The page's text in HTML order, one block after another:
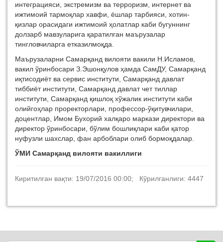
интеграцияси, экстремизм ва терроризм, интернет ва
ижтимоий тармоқлар хавфи, ёшлар тарбияси, хотин-
қизлар орасидаги ижтимоий ҳолатлар каби бугуннинг
долзарб мавзуларига қаратилган маърузалар
тингловчиларга етказилмоқда.
Маърузаларни Самарқанд вилояти вакили Н.Исламов,
вакил ўринбосари З.Эшонқулов ҳамда СамДУ, Самарқанд
иқтисодиёт ва сервис институти, Самарқанд давлат
тиббиёт институти, Самарқанд давлат чет тиллар
институти, Самарқанд қишлоқ хўжалик институти каби
олийгоҳлар проректорлари, профессор-ўқитувчилари,
доцентлар, Имом Бухорий халқаро маркази директори ва
директор ўринбосари, бўлим бошлиқлари каби қатор
нуфузли шахслар, фан арбоблари олиб бормоқдалар.
ЎМИ Самарқанд вилояти вакиллиги
Киритилган вақти: 19/07/2016 00:00; Кўрилганлиги: 4447